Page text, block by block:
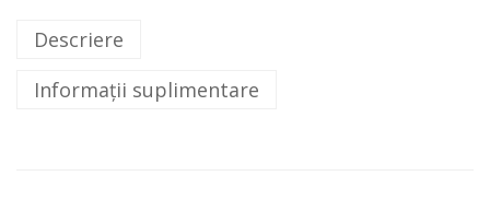
Descriere
Informații suplimentare